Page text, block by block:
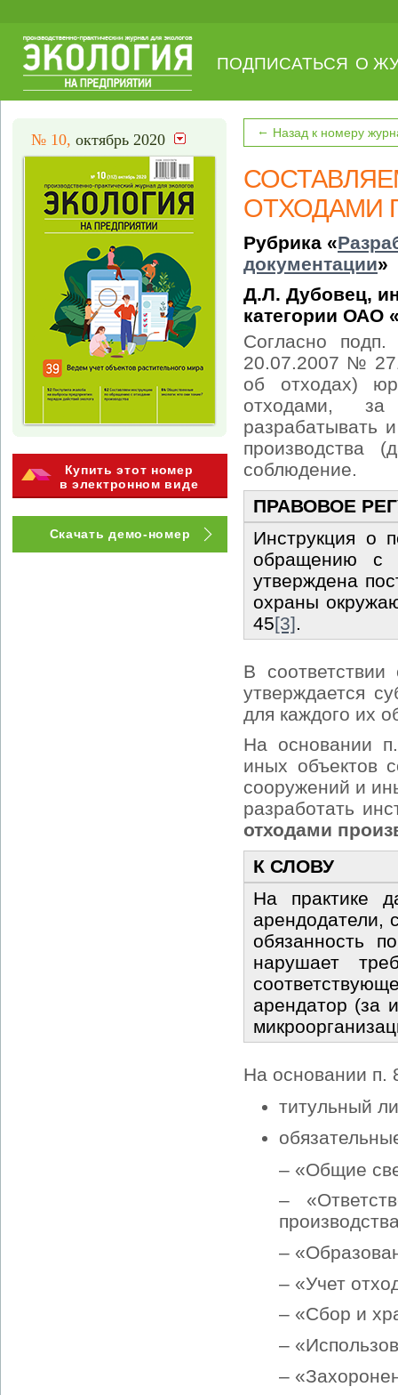
ПОДПИСАТЬСЯ О
№ 10, октябрь 2020
Купить этот номер
в электронном виде
Скачать демо-номер
← Назад к номеру
ОТХОДАМИ
Рубрика «
документации»
Д.Л. Дубовец,
категории ОАО
Согласно
20.07.2007 №
об отходах)
отходами, за
разрабатывать
производства
соблюдение.
ПРАВОВОЕ
Инструкция о
обращению с
утверждена
охраны
45[3].
В
утверждается
для каждого их
На основании
иных объектов
сооружений и
разработать
отходами
К СЛОВУ
На практике
арендодатели,
обязанность
нарушает
арендатор (за
На основании п.
титульный
– «Общие
–
–
– «Учет
– «Сбор и
–
–